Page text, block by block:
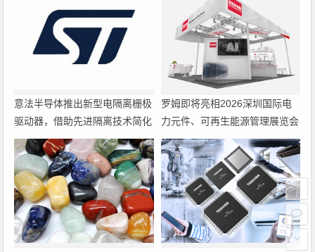
意法半导体推出新型电隔离栅极
驱动器，借助先进隔离技术简化
电源设计
罗姆即将亮相2026深圳国际电
力元件、可再生能源管理展览会
暨研讨会